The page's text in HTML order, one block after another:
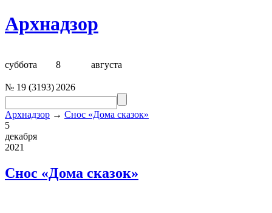
Архнадзор
суббота 8 августа
№ 19 (3193) 2026
Архнадзор → Снос «Дома сказок»
5
декабря
2021
Снос «Дома сказок»